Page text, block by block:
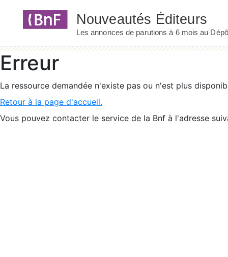
Erreur
La ressource demandée n'existe pas ou n'est plus
Retour à la page d'accueil.
Vous pouvez contacter le service de la Bnf à l'adresse